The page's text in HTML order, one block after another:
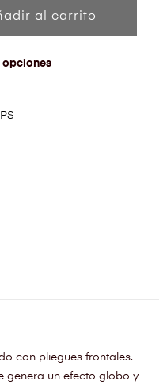
al carrito
opciones
con pliegues frontales.
genera un efecto globo y